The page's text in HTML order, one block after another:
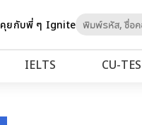
คุยกับพี่ ๆ Igniteto
IELTS